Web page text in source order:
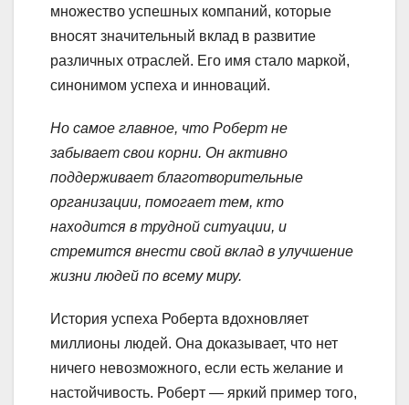
множество успешных компаний, которые
вносят значительный вклад в развитие
различных отраслей. Его имя стало маркой,
синонимом успеха и инноваций.
Но самое главное, что Роберт не
забывает свои корни. Он активно
поддерживает благотворительные
организации, помогает тем, кто
находится в трудной ситуации, и
стремится внести свой вклад в улучшение
жизни людей по всему миру.
История успеха Роберта вдохновляет
миллионы людей. Она доказывает, что нет
ничего невозможного, если есть желание и
настойчивость. Роберт — яркий пример того,